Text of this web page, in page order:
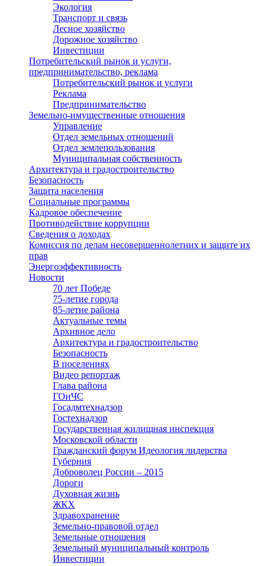
Экология
Транспорт и связь
Лесное хозяйство
Дорожное хозяйство
Инвестиции
Потребительский рынок и услуги,
предпринимательство, реклама
Потребительский рынок и услуги
Реклама
Предпринимательство
Земельно-имущественные отношения
Управление
Отдел земельных отношений
Отдел землепользования
Муниципальная собственность
Архитектура и градостроительство
Безопасность
Защита населения
Социальные программы
Кадровое обеспечение
Противодействие коррупции
Сведения о доходах
Комиссия по делам несовершеннолетних и защите их
прав
Энергоэффективность
Новости
70 лет Победе
75-летие города
85-летие района
Актуальные темы
Архивное дело
Архитектура и градостроительство
Безопасность
В поселениях
Видео репортаж
Глава района
ГОиЧС
Госадмтехнадзор
Гостехнадзор
Государственная жилищная инспекция
Московской области
Гражданский форум Идеология лидерства
Губерния
Доброволец России – 2015
Дороги
Духовная жизнь
ЖКХ
Здравохранение
Земельно-правовой отдел
Земельные отношения
Земельный муниципальный контроль
Инвестиции